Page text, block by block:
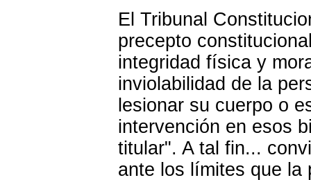
El Tribunal
precepto
integridad física y
inviolabilidad de la
lesionar su cuerpo o
intervención en esos
titular". A tal fin...
ante los límites que la